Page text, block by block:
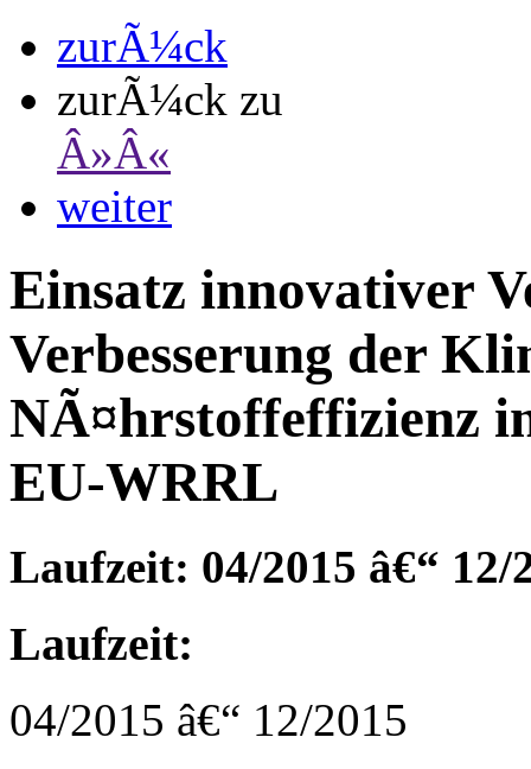
zurÃ¼ck
zurÃ¼ck zu
Â»Â«
weiter
Einsatz innovativer
Verbesserung der
NÃ¤hrstoffeffizienz
EU-WRRL
Laufzeit: 04/2015 â€“ 12/
Laufzeit:
04/2015 â€“ 12/2015